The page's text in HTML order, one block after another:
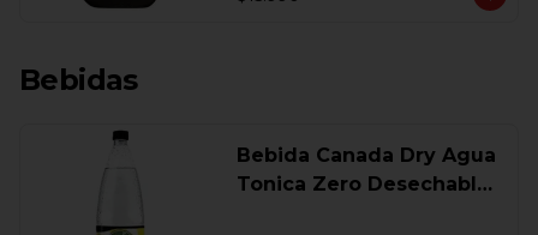
Bebidas
Bebida Canada Dry Agua
Tonica Zero Desechable